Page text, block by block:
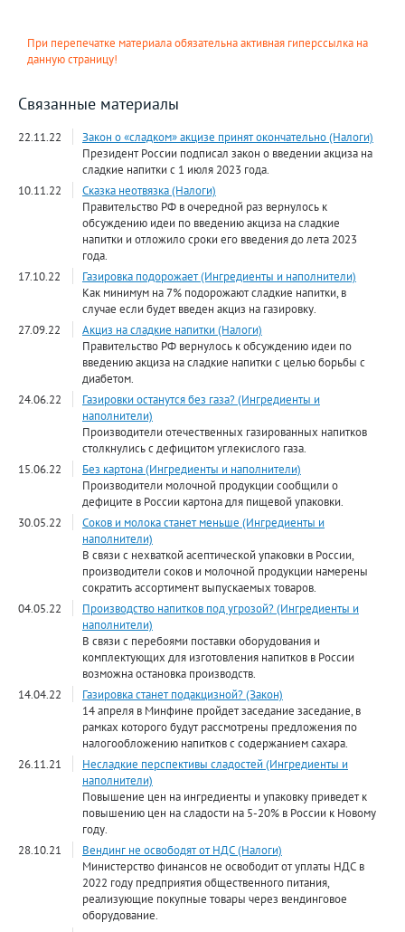
При перепечатке материала обязательна активная гиперссылка на
данную страницу!
Связанные материалы
22.11.22
Закон о «сладком» акцизе принят окончательно (Налоги)
Президент России подписал закон о введении акциза на
сладкие напитки с 1 июля 2023 года.
10.11.22
Сказка неотвязка (Налоги)
Правительство РФ в очередной раз вернулось к
обсуждению идеи по введению акциза на сладкие
напитки и отложило сроки его введения до лета 2023
года.
17.10.22
Газировка подорожает (Ингредиенты и наполнители)
Как минимум на 7% подорожают сладкие напитки, в
случае если будет введен акциз на газировку.
27.09.22
Акциз на сладкие напитки (Налоги)
Правительство РФ вернулось к обсуждению идеи по
введению акциза на сладкие напитки с целью борьбы с
диабетом.
24.06.22
Газировки останутся без газа? (Ингредиенты и
наполнители)
Производители отечественных газированных напитков
столкнулись с дефицитом углекислого газа.
15.06.22
Без картона (Ингредиенты и наполнители)
Производители молочной продукции сообщили о
дефиците в России картона для пищевой упаковки.
30.05.22
Соков и молока станет меньше (Ингредиенты и
наполнители)
В связи с нехваткой асептической упаковки в России,
производители соков и молочной продукции намерены
сократить ассортимент выпускаемых товаров.
04.05.22
Производство напитков под угрозой? (Ингредиенты и
наполнители)
В связи с перебоями поставки оборудования и
комплектующих для изготовления напитков в России
возможна остановка производств.
14.04.22
Газировка станет подакцизной? (Закон)
14 апреля в Минфине пройдет заседание заседание, в
рамках которого будут рассмотрены предложения по
налогообложению напитков с содержанием сахара.
26.11.21
Несладкие перспективы сладостей (Ингредиенты и
наполнители)
Повышение цен на ингредиенты и упаковку приведет к
повышению цен на сладости на 5-20% в России к Новому
году.
28.10.21
Вендинг не освободят от НДС (Налоги)
Министерство финансов не освободит от уплаты НДС в
2022 году предприятия общественного питания,
реализующие покупные товары через вендинговое
оборудование.